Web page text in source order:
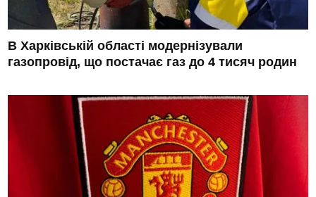
В Харківській області модернізували
газопровід, що постачає газ до 4 тисяч родин